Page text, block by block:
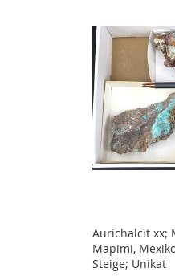
Aurichalcit xx;
Mapimi,
Steige; Unikat